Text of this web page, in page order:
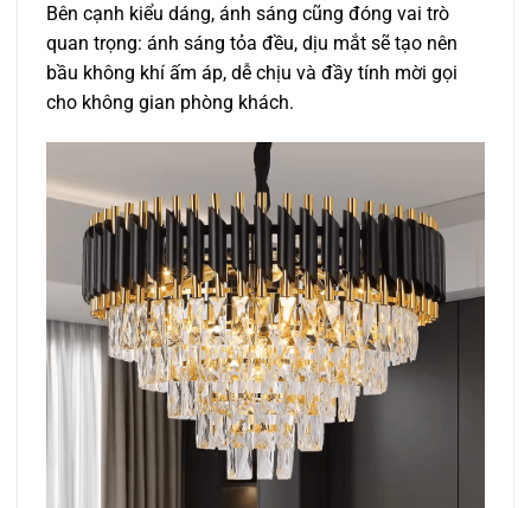
Bên cạnh kiểu dáng, ánh sáng cũng đóng vai trò
quan trọng: ánh sáng tỏa đều, dịu mắt sẽ tạo nên
bầu không khí ấm áp, dễ chịu và đầy tính mời gọi
cho không gian phòng khách.